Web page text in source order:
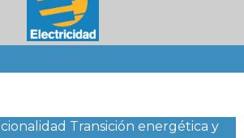
Transición energética y